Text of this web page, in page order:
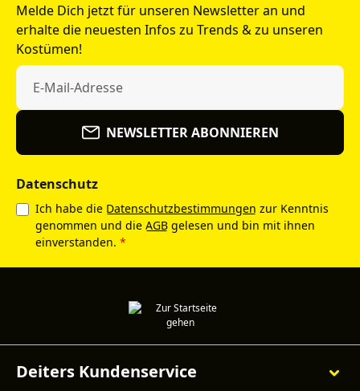
Melde Dich jetzt für unseren Newsletter an und
erhalte die neuesten Infos zu Trends & zu unseren
Kostümen!
NEWSLETTER ABONNIEREN
Datenschutz
Ich habe die Datenschutzbestimmungen zur Kenntnis
genommen und die AGB gelesen und bin mit ihnen
einverstanden. *
Deiters Kundenservice